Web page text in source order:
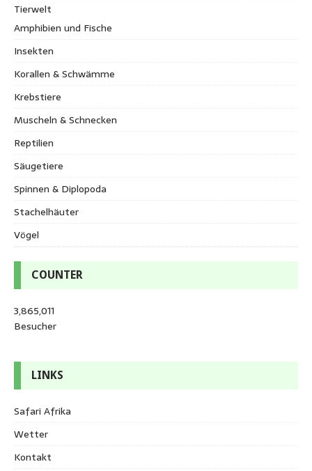
Tierwelt
Amphibien und Fische
Insekten
Korallen & Schwämme
Krebstiere
Muscheln & Schnecken
Reptilien
Säugetiere
Spinnen & Diplopoda
Stachelhäuter
Vögel
COUNTER
3,865,011
Besucher
LINKS
Safari Afrika
Wetter
Kontakt